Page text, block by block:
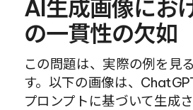
AI生成画像にお
の一貫性の欠如
この問題は、実際の例を見
す。以下の画像は、
プロンプトに基づいて生成